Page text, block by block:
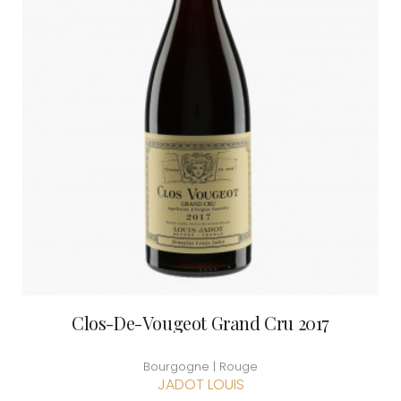
Clos-De-Vougeot Grand Cru 2017
Bourgogne | Rouge
JADOT LOUIS